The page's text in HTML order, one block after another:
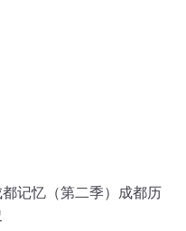
都记忆（第二季）成都历